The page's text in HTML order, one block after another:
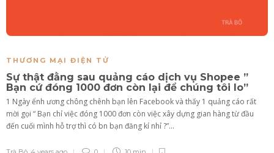
THƯƠNG MẠI ĐIỆN TỬ
Sự thật đằng sau quảng cáo dịch vụ Shopee ”
Bạn cứ đóng 1000 đơn còn lại để chúng tôi lo”
1 Ngày ểnh ương chông chênh bạn lên Facebook và thấy 1 quảng cáo rất
mời gọi “ Bạn chỉ việc đóng 1000 đơn còn việc xây dựng gian hàng từ đầu
đến cuối mình hỗ trợ thì có bn bạn đăng kí nhỉ ?”...